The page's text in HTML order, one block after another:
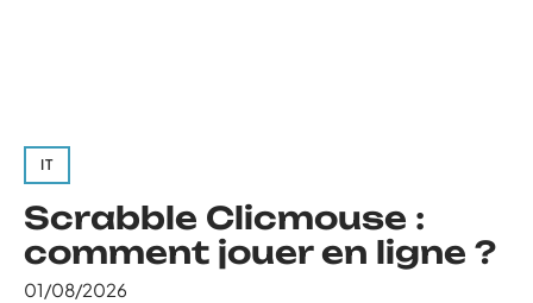
IT
Scrabble Clicmouse :
comment jouer en ligne ?
01/08/2026